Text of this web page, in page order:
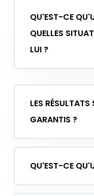
QU'EST-CE
QUELLES
LUI ?
LES
GARANTIS ?
QU'EST-CE